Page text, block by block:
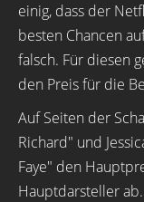
einig, dass der
besten Chancen
falsch. Für diesen
den Preis für die
Auf Seiten der
Richard" und
Faye" den
Hauptdarsteller